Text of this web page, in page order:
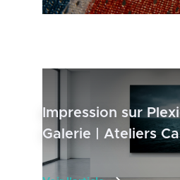
Impression sur
Galerie | Ateliers